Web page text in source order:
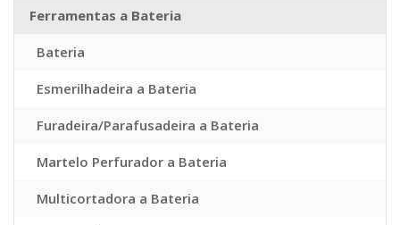
Ferramentas a Bateria
Bateria
Esmerilhadeira a Bateria
Furadeira/Parafusadeira a Bateria
Martelo Perfurador a Bateria
Multicortadora a Bateria